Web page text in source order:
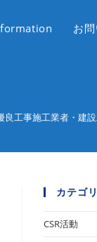
お
良工事施工業者・建
カテゴ
CSR活動